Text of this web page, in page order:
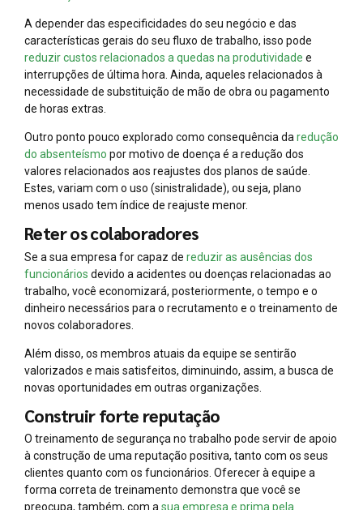
A depender das especificidades do seu negócio e das
características gerais do seu fluxo de trabalho, isso pode
reduzir custos relacionados a quedas na produtividade e
interrupções de última hora. Ainda, aqueles relacionados à
necessidade de substituição de mão de obra ou pagamento
de horas extras.
Outro ponto pouco explorado como consequência daredução
do absenteísmo por motivo de doença é a redução dos
valores relacionados aos reajustes dos planos de saúde.
Estes, variam com o uso (sinistralidade), ou seja, plano
menos usado tem índice de reajuste menor.
Reter os colaboradores
Se a sua empresa for capaz de reduzir as ausências dos
funcionários devido a acidentes ou doenças relacionadas ao
trabalho, você economizará, posteriormente, o tempo e o
dinheiro necessários para o recrutamento e o treinamento de
novos colaboradores.
Além disso, os membros atuais da equipe se sentirão
valorizados e mais satisfeitos, diminuindo, assim, a busca de
novas oportunidades em outras organizações.
Construir forte reputação
O treinamento de segurança no trabalho pode servir de apoio
à construção de uma reputação positiva, tanto com os seus
clientes quanto com os funcionários. Oferecer à equipe a
forma correta de treinamento demonstra que você se
preocupa, também, com a sua empresa e prima pela